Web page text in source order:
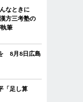
なときに
方三考塾の
筆
8月8日広島
「足し算